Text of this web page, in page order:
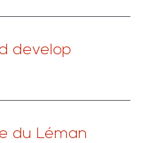
develop
du Léman